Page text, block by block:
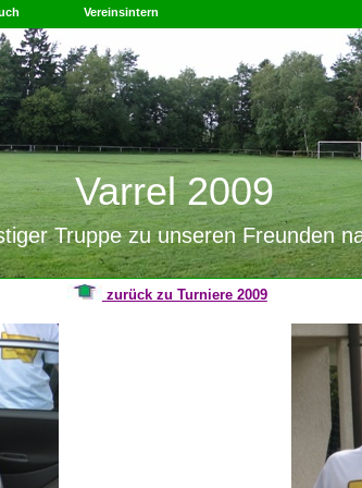
Varrel 2009
Truppe zu unseren Freunden
Vereinsintern
zurück zu Turniere 2009